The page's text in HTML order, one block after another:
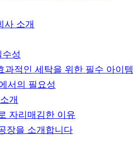
사 소개
성
과적인 세탁을 위한 필수 아이템
서의 필요성
개
자리매김한 이유
장을 소개합니다